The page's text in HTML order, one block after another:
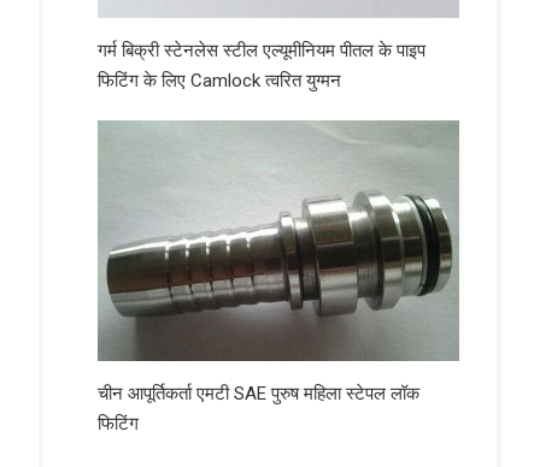
गर्म बिक्री स्टेनलेस स्टील एल्यूमीनियम पीतल के पाइप
फिटिंग के लिए Camlock त्वरित युग्मन
चीन आपूर्तिकर्ता एमटी SAE पुरुष महिला स्टेपल लॉक
फिटिंग